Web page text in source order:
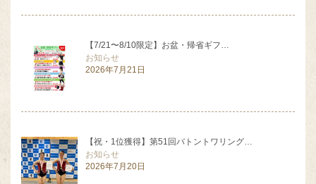
【7/21〜8/10限定】お盆・帰省ギフ…
お知らせ
2026年7月21日
【祝・1位獲得】第51回バトントワリング…
お知らせ
2026年7月20日